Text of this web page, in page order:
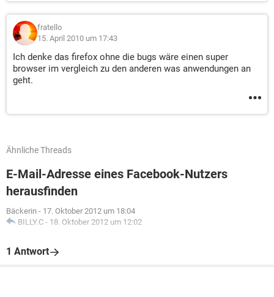
fratello
15. April 2010 um 17:43
Ich denke das firefox ohne die bugs wäre einen super
browser im vergleich zu den anderen was anwendungen an
geht.
Ähnliche Threads
E-Mail-Adresse eines Facebook-Nutzers
herausfinden
Bäckerin - 17. Oktober 2012 um 18:04
BILLY.C - 18. Oktober 2012 um 12:02
1 Antwort